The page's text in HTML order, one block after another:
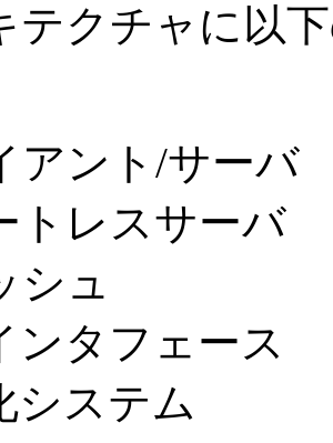
テクチャに以
アント/サーバ
トレスサーバ
シュ
ンタフェース
システム